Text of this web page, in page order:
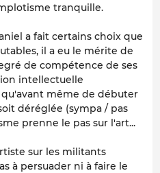
tranquille.
a fait certains choix que
il a eu le mérite de
de compétence de ses
intellectuelle
même de débuter
déréglée (sympa / pas
prenne le pas sur l'art...
sur les militants
à persuader ni à faire le